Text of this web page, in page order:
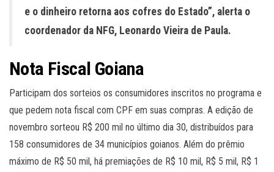
e o dinheiro retorna aos cofres do Estado”, alerta o
coordenador da NFG, Leonardo Vieira de Paula.
Nota Fiscal Goiana
Participam dos sorteios os consumidores inscritos no programa e
que pedem nota fiscal com CPF em suas compras. A edição de
novembro sorteou R$ 200 mil no último dia 30, distribuídos para
158 consumidores de 34 municípios goianos. Além do prêmio
máximo de R$ 50 mil, há premiações de R$ 10 mil, R$ 5 mil, R$ 1